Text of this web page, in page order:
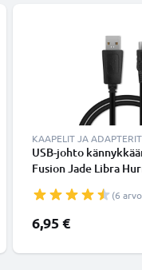
KAAPELIT JA ADAPTERIT
USB-johto
Fusion Jade Libra
USB, 1A, 1m
datakaapeli
(6
6,95 €